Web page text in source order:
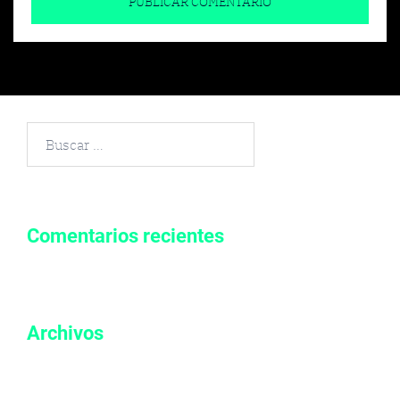
Comentarios recientes
Archivos